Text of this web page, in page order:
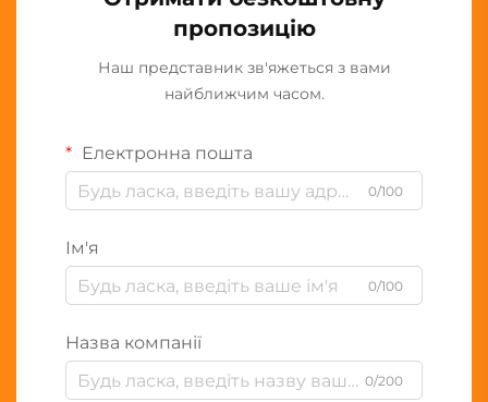
пропозицію
Наш представник зв'яжеться з вами
найближчим часом.
Електронна пошта
0/100
Ім'я
0/100
Назва компанії
0/200